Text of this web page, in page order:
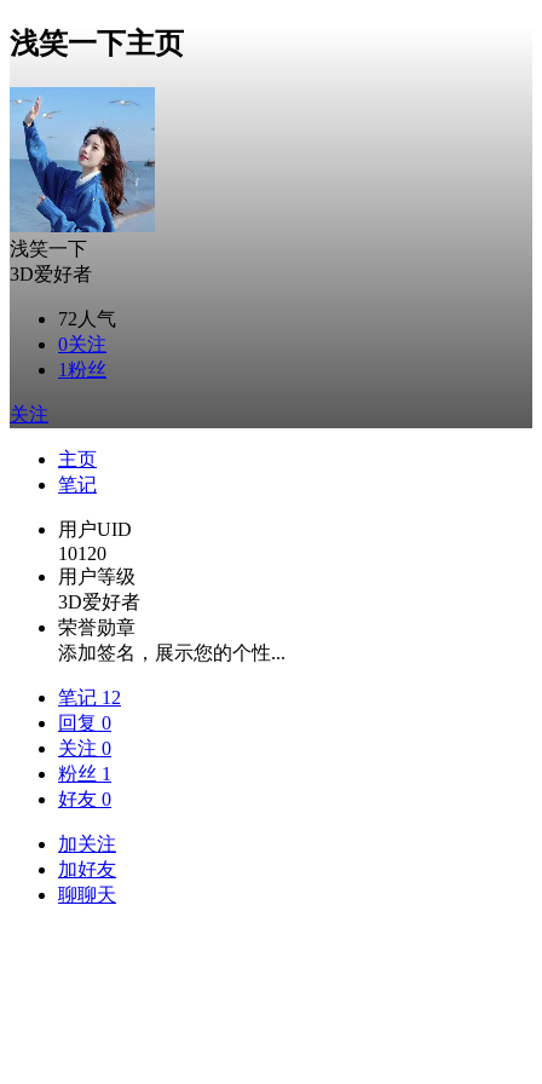
浅笑一下主页
浅笑一下
3D爱好者
72 人气
0关注
1粉丝
关注
主页
笔记
用户UID
10120
用户等级
3D爱好者
荣誉勋章
添加签名，展示您的个性...
笔记 12
回复 0
关注 0
粉丝 1
好友 0
加关注
加好友
聊聊天